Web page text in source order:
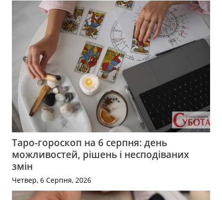
Таро-гороскоп на 6 серпня: день
можливостей, рішень і несподіваних
змін
Четвер, 6 Серпня, 2026